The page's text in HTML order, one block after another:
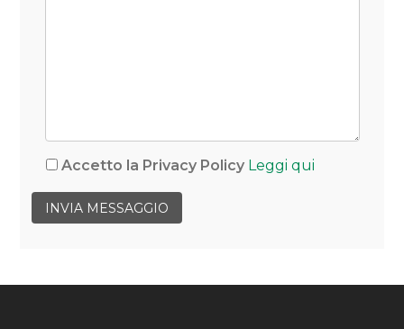
Accetto la Privacy PolicyLeggi qui